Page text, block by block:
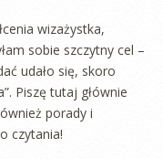
wizażystka,
sobie szczytny cel –
udało się, skoro
Piszę tutaj głównie
porady i
czytania!